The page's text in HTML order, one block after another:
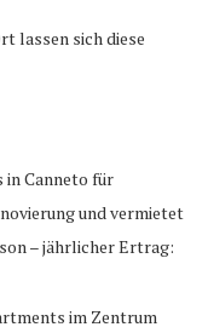
lassen sich diese
in Canneto für
und vermietet
– jährlicher Ertrag:
im Zentrum